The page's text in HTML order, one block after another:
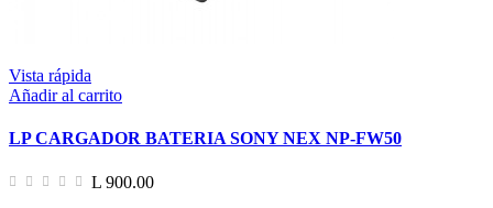
Vista rápida
Añadir al carrito
LP CARGADOR BATERIA SONY NEX NP-FW50
L 900.00